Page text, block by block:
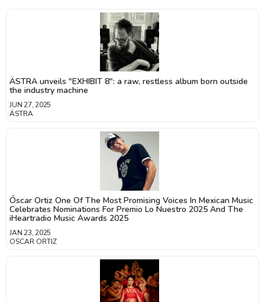
ÄSTRA unveils "EXHIBIT 8": a raw, restless album born outside
the industry machine
JUN 27, 2025
ÄSTRA
Óscar Ortiz One Of The Most Promising Voices In Mexican Music
Celebrates Nominations For Premio Lo Nuestro 2025 And The
iHeartradio Music Awards 2025
JAN 23, 2025
OSCAR ORTIZ